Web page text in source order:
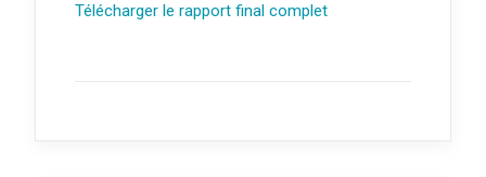
Télécharger le rapport final complet